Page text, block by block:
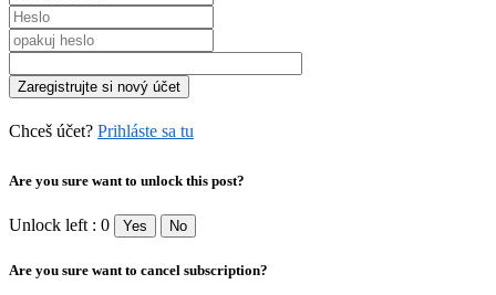
Chceš účet? Prihláste sa tu
Are you sure want to unlock this post?
Unlock left : 0 Yes No
Are you sure want to cancel subscription?